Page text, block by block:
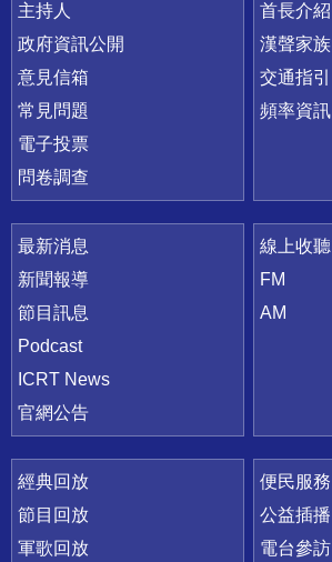
主持人
政府資訊公開
意見信箱
常見問題
電子投票
問卷調查
首長介紹
漢聲家族
交通指引
頻率資訊
最新消息
新聞報導
節目訊息
Podcast
ICRT News
官網公告
線上收聽
FM
AM
經典回放
節目回放
軍歌回放
便民服務
公益插播
電台參訪